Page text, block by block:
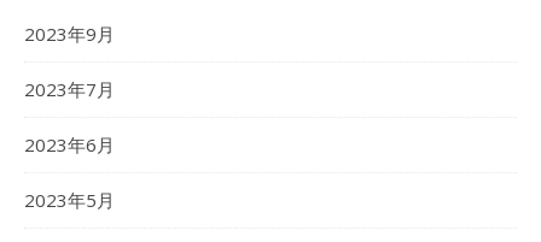
2023年9月
2023年7月
2023年6月
2023年5月